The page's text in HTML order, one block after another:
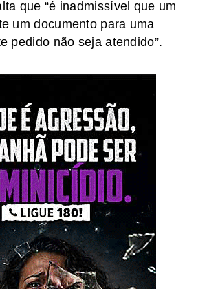
que “é inadmissível que um
um documento para uma
pedido não seja atendido”.